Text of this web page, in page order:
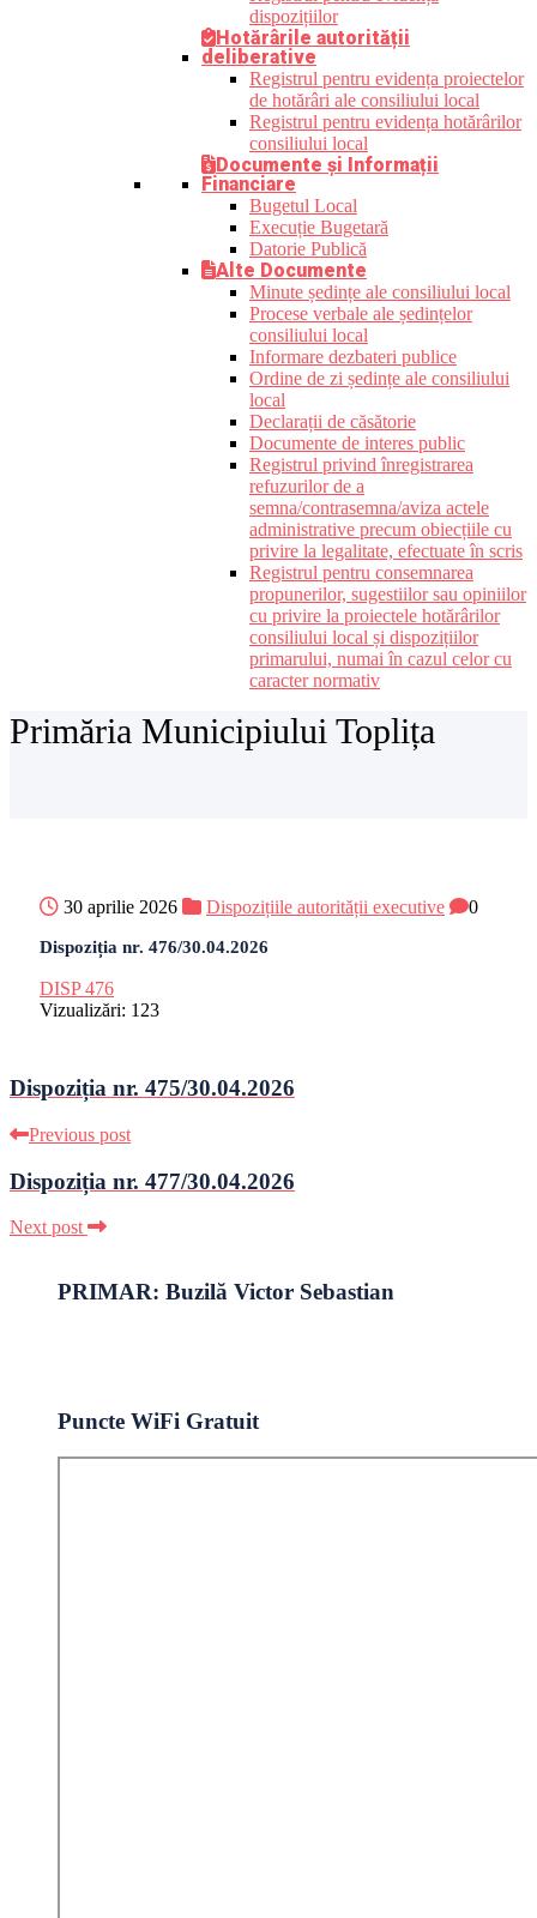
dispozițiilor
Hotărârile autorității
deliberative
Registrul pentru evidența proiectelor
de hotărâri ale consiliului local
Registrul pentru evidența hotărârilor
consiliului local
Documente și Informații
Financiare
Bugetul Local
Execuție Bugetară
Datorie Publică
Alte Documente
Minute ședințe ale consiliului local
Procese verbale ale ședințelor
consiliului local
Informare dezbateri publice
Ordine de zi ședințe ale consiliului
local
Declarații de căsătorie
Documente de interes public
Registrul privind înregistrarea
refuzurilor de a
semna/contrasemna/aviza actele
administrative precum obiecțiile cu
privire la legalitate, efectuate în scris
Registrul pentru consemnarea
propunerilor, sugestiilor sau opiniilor
cu privire la proiectele hotărârilor
consiliului local și dispozițiilor
primarului, numai în cazul celor cu
caracter normativ
Primăria Municipiului Toplița
30 aprilie 2026 Dispozițiile autorității executive 0
Dispoziția nr. 476/30.04.2026
DISP 476
Vizualizări: 123
Dispoziția nr. 475/30.04.2026
Previous post
Dispoziția nr. 477/30.04.2026
Next post
PRIMAR: Buzilă Victor Sebastian
Puncte WiFi Gratuit